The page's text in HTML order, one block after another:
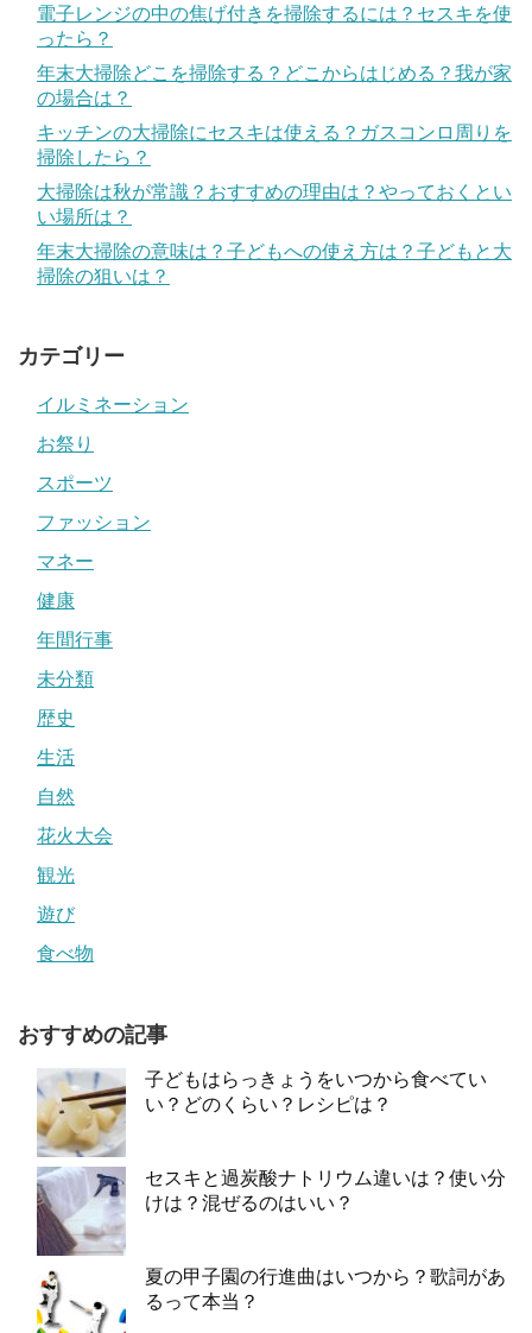
電子レンジの中の焦げ付きを掃除するには？セスキを使
ったら？
年末大掃除どこを掃除する？どこからはじめる？我が家
の場合は？
キッチンの大掃除にセスキは使える？ガスコンロ周りを
掃除したら？
大掃除は秋が常識？おすすめの理由は？やっておくとい
い場所は？
年末大掃除の意味は？子どもへの使え方は？子どもと大
掃除の狙いは？
カテゴリー
イルミネーション
お祭り
スポーツ
ファッション
マネー
健康
年間行事
未分類
歴史
生活
自然
花火大会
観光
遊び
食べ物
おすすめの記事
子どもはらっきょうをいつから食べてい
い？どのくらい？レシピは？
セスキと過炭酸ナトリウム違いは？使い分
けは？混ぜるのはいい？
夏の甲子園の行進曲はいつから？歌詞があ
るって本当？